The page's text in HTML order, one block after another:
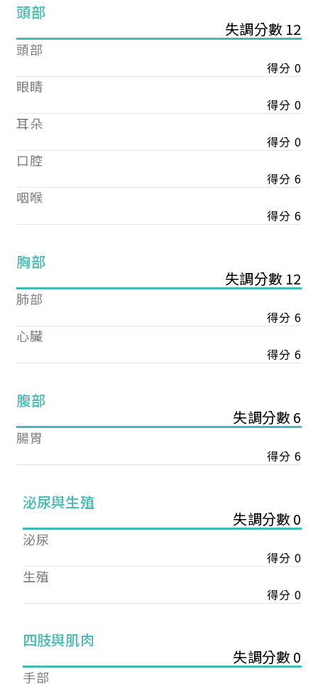
頭部
失調分數 12
頭部
得分 0
眼睛
得分 0
耳朵
得分 0
口腔
得分 6
咽喉
得分 6
胸部
失調分數 12
肺部
得分 6
心臟
得分 6
腹部
失調分數 6
腸胃
得分 6
泌尿與生殖
失調分數 0
泌尿
得分 0
生殖
得分 0
四肢與肌肉
失調分數 0
手部
您已成功送出會員申請
您好，您的會員申請，已成功送出，經本協會理事